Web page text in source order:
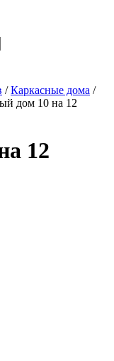
/Каркасные дома /
дом 10 на 12
12